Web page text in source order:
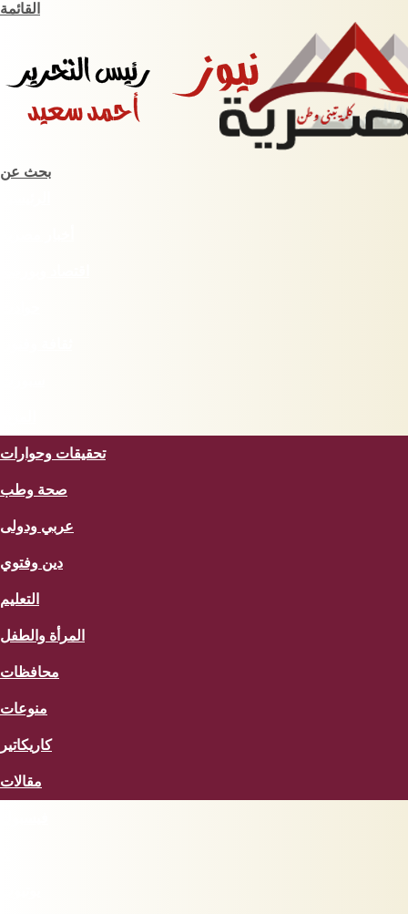
القائمة
بحث عن
تحقيقات وحوارات
صحة وطب
عربي ودولى
دين وفتوي
التعليم
المرأة والطفل
محافظات
منوعات
كاريكاتير
مقالات